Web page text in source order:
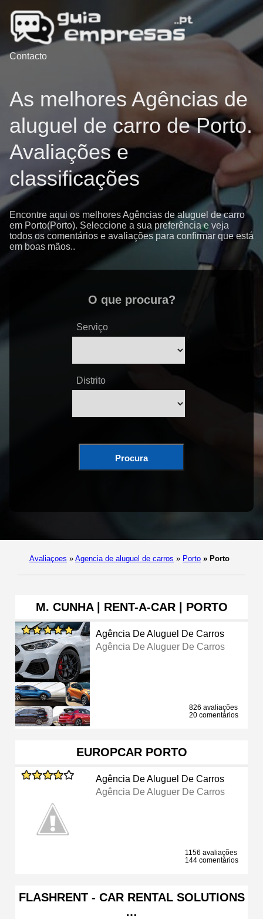
Contacto
As melhores Agências de
aluguel de carro de Porto.
Avaliações e
classificações
Encontre aqui os melhores Agências de aluguel de carro
em Porto(Porto). Seleccione a sua preferência e veja
todos os comentários e avaliações para confirmar que está
em boas mãos..
O que procura?
Serviço
Distrito
Procura
Avaliaçoes » Agencia de aluguel de carros » Porto » Porto
M. CUNHA | RENT-A-CAR | PORTO
Agência De Aluguel De Carros
Agência De Aluguer De Carros
826 avaliações
20 comentários
EUROPCAR PORTO
Agência De Aluguel De Carros
Agência De Aluguer De Carros
1156 avaliações
144 comentários
FLASHRENT - CAR RENTAL SOLUTIONS
…